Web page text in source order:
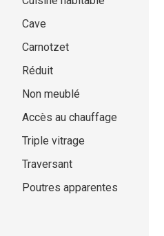
Cave
Carnotzet
Réduit
Non meublé
Accès au chauffage
Triple vitrage
Traversant
Poutres apparentes